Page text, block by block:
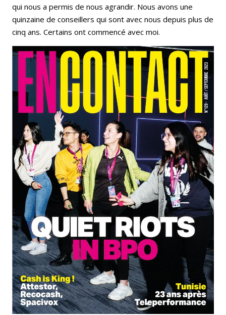
qui nous a permis de nous agrandir. Nous avons une
quinzaine de conseillers qui sont avec nous depuis plus de
cinq ans. Certains ont commencé avec moi.